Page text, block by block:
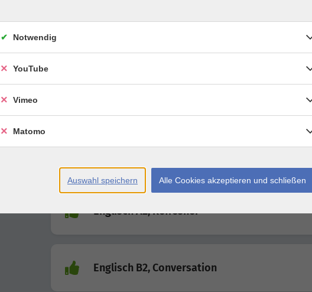
Englisch A2, Refresher
Englisch B2, Conversation
Notwendig
YouTube
Vimeo
Matomo
Auswahl speichern Alle Cookies akzeptieren und schließen